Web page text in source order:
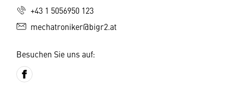
+43 1 5056950 123
mechatroniker@bigr2.at
Besuchen Sie uns auf: